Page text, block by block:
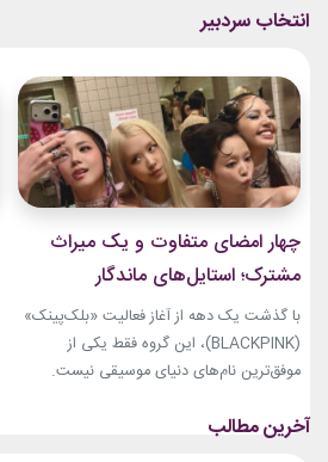
چهار امضای متفاوت و یک میراث
مشترک؛ استایل‌های ماندگار
بلک‌پینک که تاریخ مد کی‌پاپ را
ساختند
با گذشت یک دهه از آغاز فعالیت «بلک‌پینک»
(BLACKPINK)، این گروه فقط یکی از
موفق‌ترین نام‌های دنیای موسیقی نیست.
چهره‌هایی تأثیرگذار در دنیای مد نیز تبدیل